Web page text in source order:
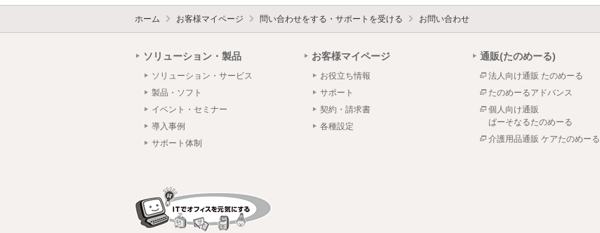
ホーム お客様マイページ 問い合わせをする・サポートを受ける お問い合わせ
ソリューション・製品
ソリューション・サービス
製品・ソフト
イベント・セミナー
導入事例
サポート体制
お客様マイページ
お役立ち情報
サポート
契約・請求書
各種設定
通販(たのめーる)
法人向け通販 たのめーる
たのめーるアドバンス
個人向け通販
ぱーそなるたのめーる
介護用品通販 ケアたのめーる